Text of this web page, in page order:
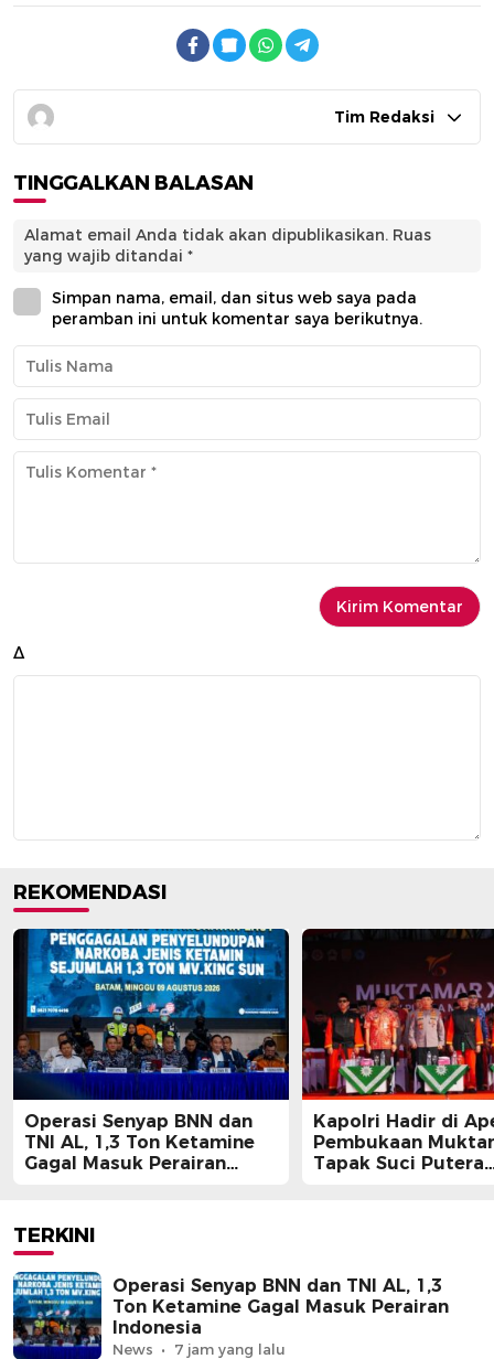
Tim Redaksi
TINGGALKAN BALASAN
Alamat email Anda tidak akan dipublikasikan. Ruas
yang wajib ditandai *
Simpan nama, email, dan situs web saya pada
peramban ini untuk komentar saya berikutnya.
Δ
REKOMENDASI
Operasi Senyap BNN dan
TNI AL, 1,3 Ton Ketamine
Gagal Masuk Perairan
Kapolri Hadir di
Pembukaan
Tapak Suci Putera
TERKINI
Operasi Senyap BNN dan TNI AL, 1,3
Ton Ketamine Gagal Masuk Perairan
Indonesia
News 7 jam yang lalu